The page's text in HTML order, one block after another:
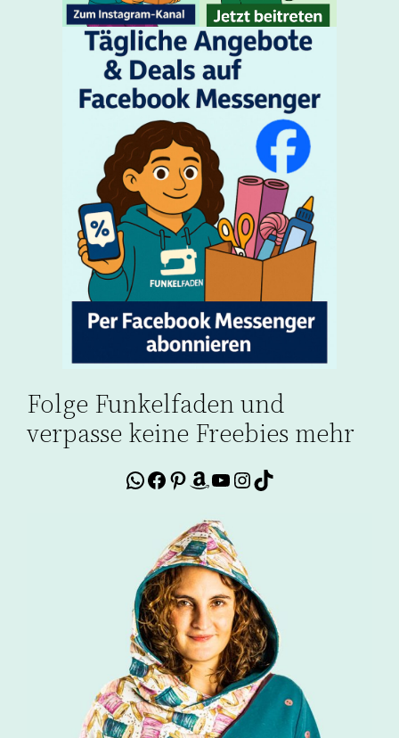
Folge Funkelfaden und
verpasse keine Freebies mehr
WhatsApp
Facebook
Pinterest
Amazon
YouTube
Instagram
TikTok